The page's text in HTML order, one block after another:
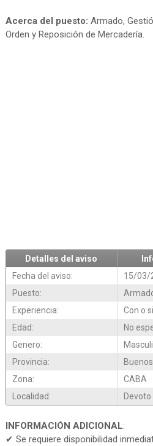
Acerca del puesto: Armado,
Orden y Reposición de Mercadería.
Detalles del aviso
Fecha del aviso:
15/03/
Puesto:
Experiencia:
Con o
Edad:
No
Genero:
Provincia:
Zona:
CABA
Localidad:
Devoto
INFORMACIÓN ADICIONAL:
✔ Se requiere disponibilidad